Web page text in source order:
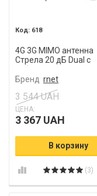
618
4G 3G MIMO антенна
Стрела 20 дБ Dual с
Бренд rnet
3 544 UAH
ЦЕНА:
3 367 UAH
В корзину
(3)